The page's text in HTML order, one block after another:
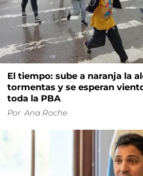
El tiempo: sube a naranja la
tormentas y se esperan
toda la PBA
Por Ana Roche